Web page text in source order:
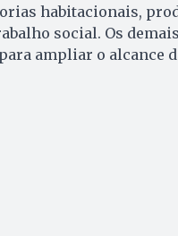
habitacionais,
social. Os
ampliar o alcance